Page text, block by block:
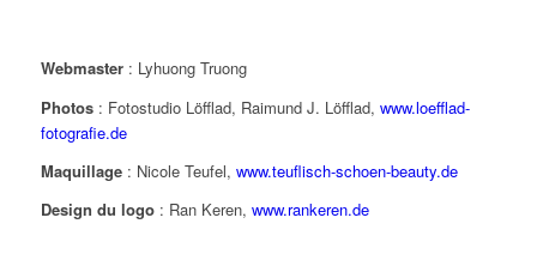
Webmaster : Lyhuong Truong
Photos : Fotostudio Löfflad, Raimund J. Löfflad, www.loefflad-
fotografie.de
Maquillage : Nicole Teufel, www.teuflisch-schoen-beauty.de
Design du logo : Ran Keren, www.rankeren.de